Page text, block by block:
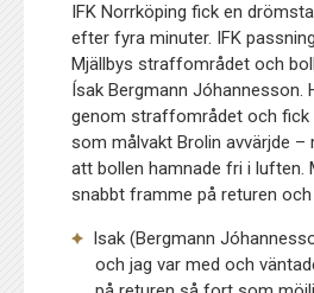
IFK Norrköping fick en
efter fyra minuter. IFK
Mjällbys straffområdet och
Ísak Bergmann Jóhannesson.
genom straffområdet och fick
som målvakt Brolin avvärjde –
att bollen hamnade fri i luften.
snabbt framme på returen och
Isak (Bergmann
och jag var med och